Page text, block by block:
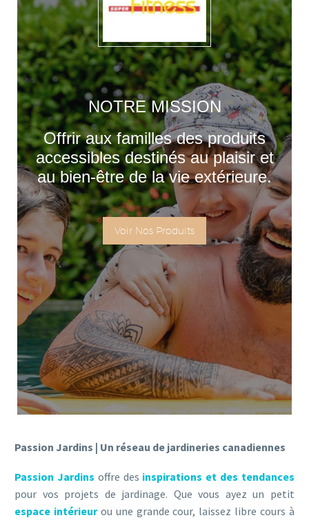
NOTRE MISSION
Offrir aux familles des produits
accessibles destinés au plaisir et
au bien-être de la vie extérieure.
Voir Nos Produits
Passion Jardins | Un réseau de jardineries canadiennes
Passion Jardins offre des inspirations et des tendances
pour vos projets de jardinage. Que vous ayez un petit
espace intérieurou une grande cour, laissez libre cours à